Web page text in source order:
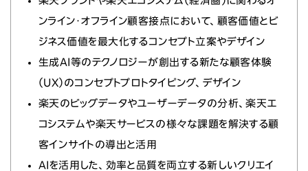
ンライン・オフライン顧客接点において、顧客価値とビ
ジネス価値を最大化するコンセプト立案やデザイン
生成AI等のテクノロジーが創出する新たな顧客体験
（UX）のコンセプトプロトタイピング、デザイン
楽天のビッグデータやユーザーデータの分析、楽天エ
コシステムや楽天サービスの様々な課題を解決する顧
客インサイトの導出と活用
AIを活用した、効率と品質を両立する新しいクリエイ